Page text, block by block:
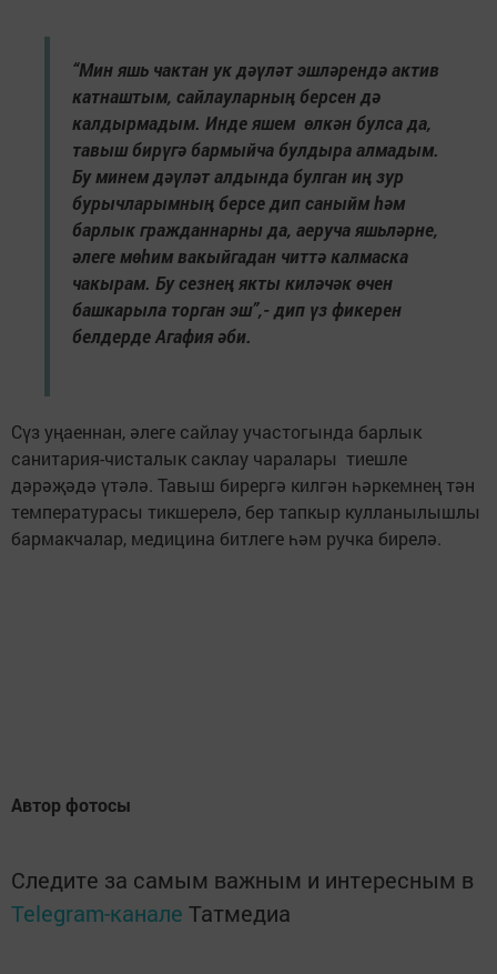
“Мин яшь чактан ук дәүләт эшләрендә актив
катнаштым, сайлауларның берсен дә
калдырмадым. Инде яшем өлкән булса да,
тавыш бирүгә бармыйча булдыра алмадым.
Бу минем дәүләт алдында булган иң зур
бурычларымның берсе дип саныйм һәм
барлык гражданнарны да, аеруча яшьләрне,
әлеге мөһим вакыйгадан читтә калмаска
чакырам. Бу сезнең якты киләчәк өчен
башкарыла торган эш”,- дип үз фикерен
белдерде Агафия әби.
Сүз уңаеннан, әлеге сайлау участогында барлык
санитария-чисталык саклау чаралары тиешле
дәрәҗәдә үтәлә. Тавыш бирергә килгән һәркемнең тән
температурасы тикшерелә, бер тапкыр кулланылышлы
бармакчалар, медицина битлеге һәм ручка бирелә.
Автор фотосы
Следите за самым важным и интересным в
Telegram-канале Татмедиа